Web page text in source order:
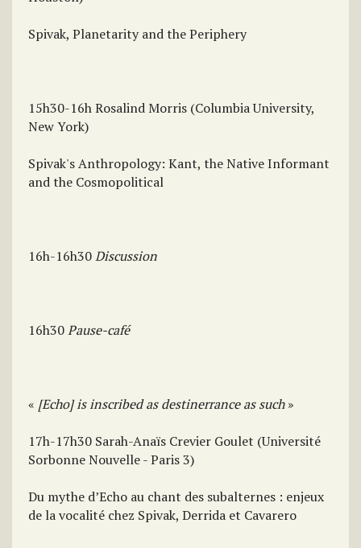
Spivak, Planetarity and the Periphery
15h30-16h Rosalind Morris (Columbia University,
New York)
Spivak's Anthropology: Kant, the Native Informant
and the Cosmopolitical
16h-16h30Discussion
16h30Pause-café
« [Echo] is inscribed as destinerrance as such»
17h-17h30 Sarah-Anaïs Crevier Goulet (Université
Sorbonne Nouvelle - Paris 3)
Du mythe d’Echo au chant des subalternes : enjeux
de la vocalité chez Spivak, Derrida et Cavarero